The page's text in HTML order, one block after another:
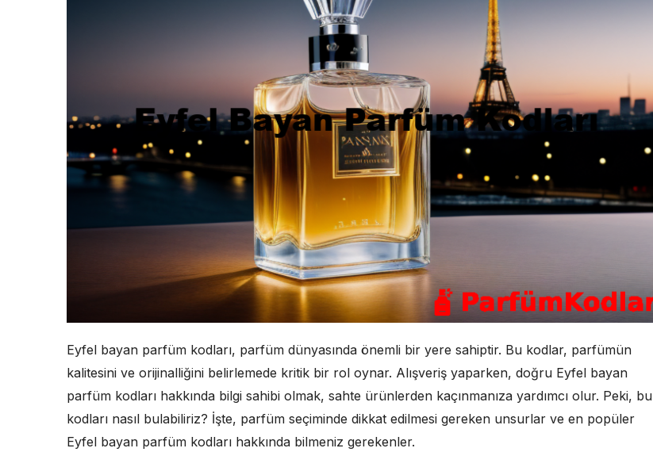
Eyfel bayan parfüm kodları, parfüm dünyasında önemli bir yere sahiptir. Bu kodlar, parfümün
kalitesini ve orijinalliğini belirlemede kritik bir rol oynar. Alışveriş yaparken, doğru Eyfel bayan
parfüm kodları hakkında bilgi sahibi olmak, sahte ürünlerden kaçınmanıza yardımcı olur. Peki, bu
kodları nasıl bulabiliriz? İşte, parfüm seçiminde dikkat edilmesi gereken unsurlar ve en popüler
Eyfel bayan parfüm kodları hakkında bilmeniz gerekenler.